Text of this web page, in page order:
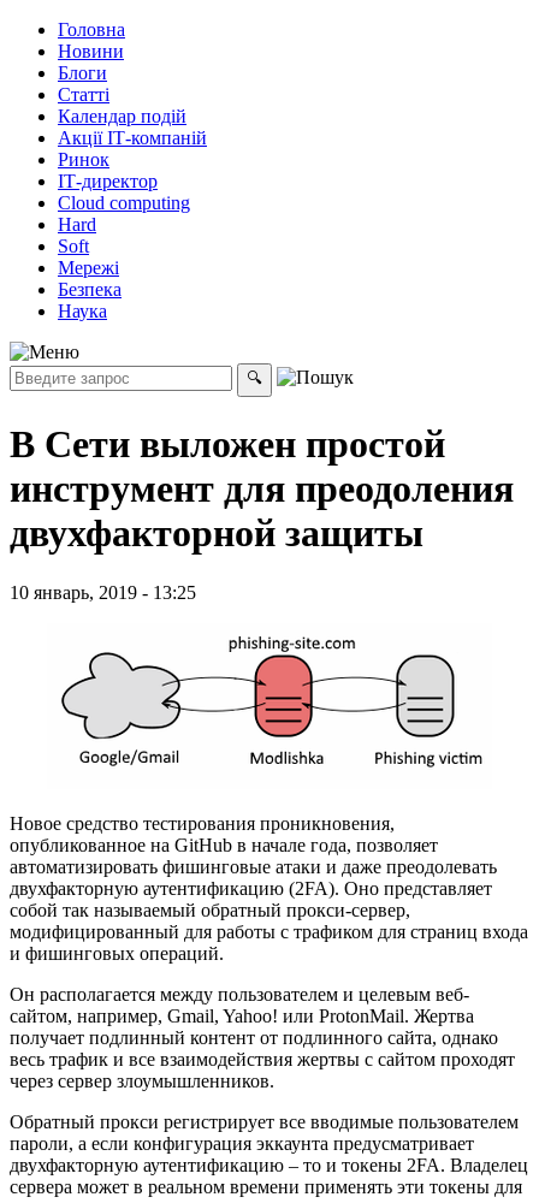
Головна
Новини
Блоги
Статті
Календар подій
Акції ІТ-компаній
Ринок
ІТ-директор
Cloud computing
Hard
Soft
Мережі
Безпека
Наука
В Сети выложен простой
инструмент для преодоления
двухфакторной защиты
10 январь, 2019 - 13:25
Новое средство тестирования проникновения,
опубликованное на GitHub в начале года, позволяет
автоматизировать фишинговые атаки и даже преодолевать
двухфакторную аутентификацию (2FA). Оно представляет
собой так называемый обратный прокси-сервер,
модифицированный для работы с трафиком для страниц входа
и фишинговых операций.
Он располагается между пользователем и целевым веб-
сайтом, например, Gmail, Yahoo! или ProtonMail. Жертва
получает подлинный контент от подлинного сайта, однако
весь трафик и все взаимодействия жертвы с сайтом проходят
через сервер злоумышленников.
Обратный прокси регистрирует все вводимые пользователем
пароли, а если конфигурация эккаунта предусматривает
двухфакторную аутентификацию – то и токены 2FA. Владелец
сервера может в реальном времени применять эти токены для